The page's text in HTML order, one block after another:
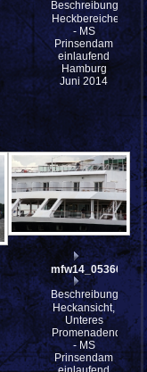
Beschreibung:
Heckbereiche
- MS
Prinsendam
einlaufend
Hamburg
Juni 2014
mfw14_053665
Beschreibung:
Heckansicht,
Unteres
Promenadendeck
- MS
Prinsendam